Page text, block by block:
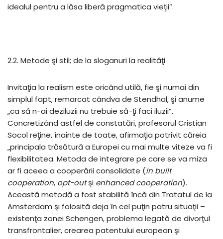
idealul pentru a lăsa liberă pragmatica vieţii”.
2.2. Metode şi stil; de la sloganuri la realităţi
Invitaţia la realism este oricând utilă, fie şi numai din
simplul fapt, remarcat cândva de Stendhal, şi anume
„ca să n-ai deziluzii nu trebuie să-ţi faci iluzii”.
Concretizând astfel de constatări, profesorul Cristian
Socol reţine, înainte de toate, afirmaţia potrivit căreia
„principala trăsătură a Europei cu mai multe viteze va fi
flexibilitatea. Metoda de integrare pe care se va miza
ar fi aceea a cooperării consolidate (in built
cooperation, opt-outşi enhanced cooperation).
Această metodă a fost stabilită încă din Tratatul de la
Amsterdam şi folosită deja în cel puţin patru situaţii –
existenţa zonei Schengen, problema legată de divorţul
transfrontalier, crearea patentului european şi